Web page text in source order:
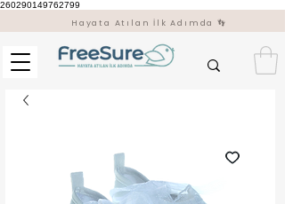
260290149762799
Hayata Atılan İlk Adımda 👣